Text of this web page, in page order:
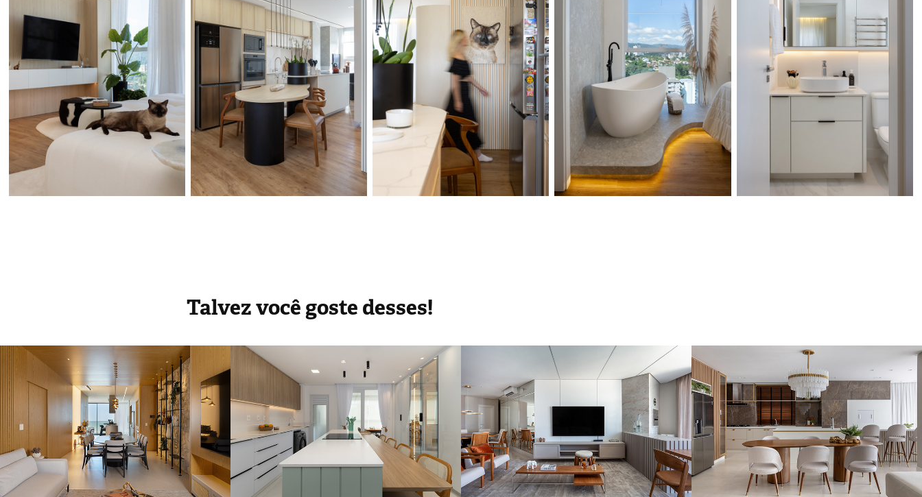
Talvez você goste desses!
Vitral Arquitetura |
Praia Brava
2025
OCCHIO
ARQUITETURA |
Navegantes
2024
Micheli Dall Rosa |
Infinity Coast
2022
CINARA
ARQUITETA |
Grand Hill
2024